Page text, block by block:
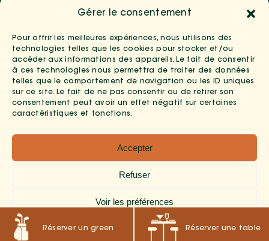
Gérer le consentement
Pour offrir les meilleures expériences, nous utilisons des
technologies telles que les cookies pour stocker et/ou
accéder aux informations des appareils. Le fait de consentir
à ces technologies nous permettra de traiter des données
telles que le comportement de navigation ou les ID uniques
sur ce site. Le fait de ne pas consentir ou de retirer son
consentement peut avoir un effet négatif sur certaines
caractéristiques et fonctions.
Accepter
Refuser
Voir les préférences
Politique de cookies Politique de confidentialité
Mentions Légales
Poitiers Informatique
Réserver un green Réserver une table